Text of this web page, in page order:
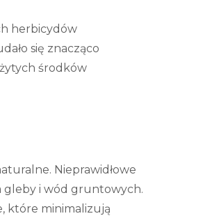
herbicydów
się znacząco
środków
Nieprawidłowe
gleby i wód gruntowych.
które minimalizują